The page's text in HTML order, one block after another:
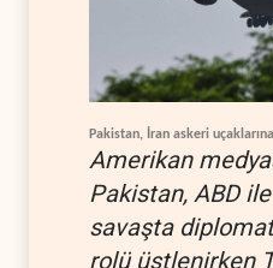
Pakistan, İran askeri
Amerikan
Pakistan, ABD
savaşta
rolü üstlenirken